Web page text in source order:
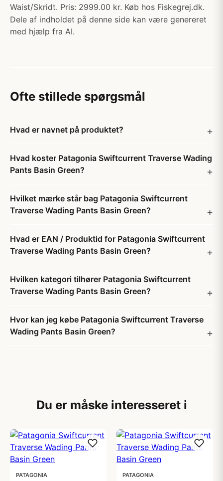
Waist/Skridt. Pris: 2999.00 kr. Køb hos Fiskegrej.dk.
Dele af indholdet på denne side kan være genereret
med hjælp fra AI.
Ofte stillede spørgsmål
Hvad er navnet på produktet?
Hvad koster Patagonia Swiftcurrent Traverse Wading
Pants Basin Green?
Hvilket mærke står bag Patagonia Swiftcurrent
Traverse Wading Pants Basin Green?
Hvad er EAN / Produktid for Patagonia Swiftcurrent
Traverse Wading Pants Basin Green?
Hvilken kategori tilhører Patagonia Swiftcurrent
Traverse Wading Pants Basin Green?
Hvor kan jeg købe Patagonia Swiftcurrent Traverse
Wading Pants Basin Green?
Du er måske interesseret i
PATAGONIA PATAGONIA